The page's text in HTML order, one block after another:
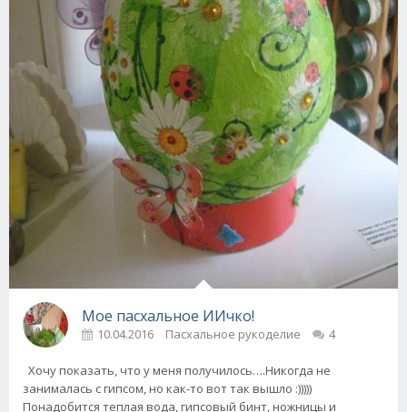
Мое пасхальное ИИчко!
10.04.2016 Пасхальное рукоделие 4
Хочу показать, что у меня получилось….Никогда не
занималась с гипсом, но как-то вот так вышло :)))))
Понадобится теплая вода, гипсовый бинт, ножницы и